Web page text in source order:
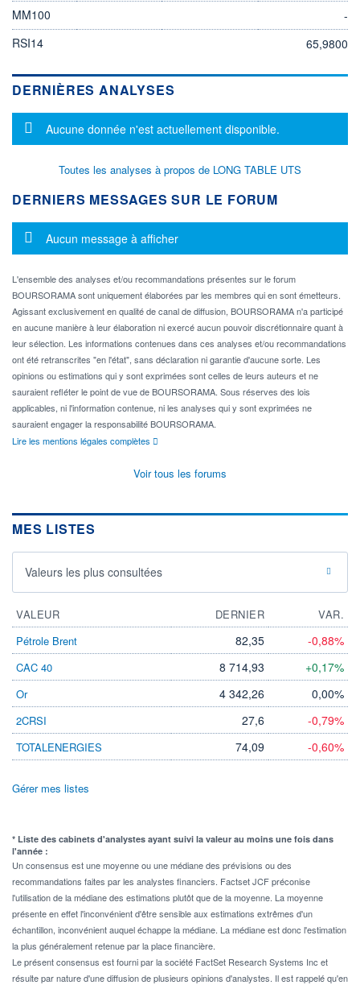
MM100
-
RSI14
65,9800
DERNIÈRES ANALYSES
Message d'information
Aucune donnée n'est actuellement disponible.
Toutes les analyses à propos de LONG TABLE UTS
DERNIERS MESSAGES SUR LE FORUM
Message d'information
Aucun message à afficher
L'ensemble des analyses et/ou recommandations présentes sur le forum
BOURSORAMA sont uniquement élaborées par les membres qui en sont émetteurs.
Agissant exclusivement en qualité de canal de diffusion, BOURSORAMA n'a participé
en aucune manière à leur élaboration ni exercé aucun pouvoir discrétionnaire quant à
leur sélection. Les informations contenues dans ces analyses et/ou recommandations
ont été retranscrites "en l'état", sans déclaration ni garantie d'aucune sorte. Les
opinions ou estimations qui y sont exprimées sont celles de leurs auteurs et ne
sauraient refléter le point de vue de BOURSORAMA. Sous réserves des lois
applicables, ni l'information contenue, ni les analyses qui y sont exprimées ne
sauraient engager la responsabilité BOURSORAMA.
Lire les mentions légales complètes
Voir tous les forums
MES LISTES
Valeurs les plus consultées
VALEUR DERNIER
VAR.
Pétrole Brent
82,35 -0,88%
CAC 40 8 714,93 +0,17%
Or 4 342,26 0,00%
2CRSI 27,6 -0,79%
TOTALENERGIES 74,09 -0,60%
Gérer mes listes
* Liste des cabinets d'analystes ayant suivi la valeur au moins une fois dans
l'année :
Un consensus est une moyenne ou une médiane des prévisions ou des
recommandations faites par les analystes financiers. Factset JCF préconise
l'utilisation de la médiane des estimations plutôt que de la moyenne. La moyenne
présente en effet l'inconvénient d'être sensible aux estimations extrêmes d'un
échantillon, inconvénient auquel échappe la médiane. La médiane est donc l'estimation
la plus généralement retenue par la place financière.
Le présent consensus est fourni par la société FactSet Research Systems Inc et
résulte par nature d'une diffusion de plusieurs opinions d'analystes. Il est rappelé qu'en